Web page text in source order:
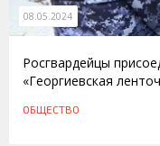
08.05.2024
Росгвардейцы
«Георгиевская
ОБЩЕСТВО